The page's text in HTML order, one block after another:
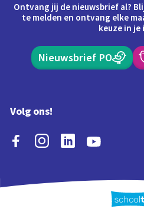
Ontvang jij de nieuwsbrief al?
te melden en ontvang elke
keuze in je
Nieuwsbrief PO
Volg ons!